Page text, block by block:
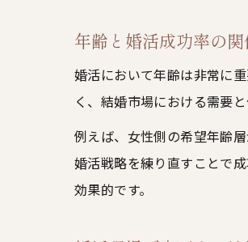
年齢と婚活成功率の関
婚活において年齢は非常に
く、結婚市場における需要
例えば、女性側の希望年齢
婚活戦略を練り直すことで
効果的です。